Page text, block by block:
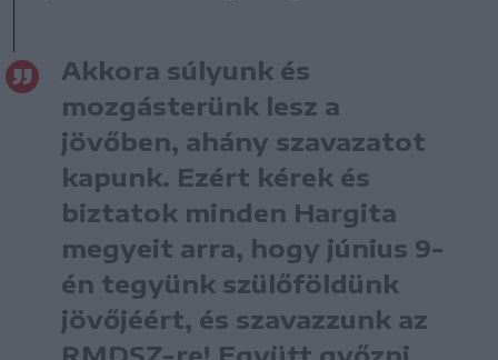
Akkora súlyunk és
mozgásterünk lesz a
jövőben, ahány szavazatot
kapunk. Ezért kérek és
biztatok minden Hargita
megyeit arra, hogy június 9-
én tegyünk szülőföldünk
jövőjéért, és szavazzunk az